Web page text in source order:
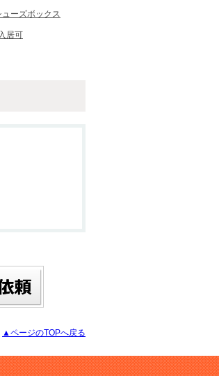
ーズボックス
居可
▲ページのTOPへ戻る